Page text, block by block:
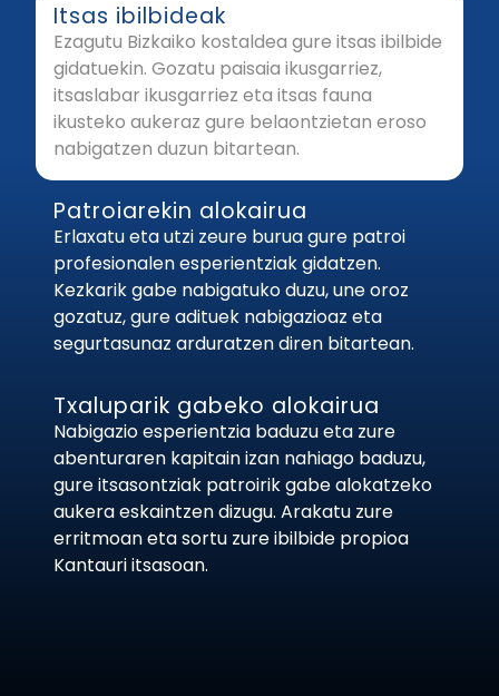
Itsas ibilbideak
Ezagutu Bizkaiko kostaldea gure itsas ibilbide
gidatuekin. Gozatu paisaia ikusgarriez,
itsaslabar ikusgarriez eta itsas fauna
ikusteko aukeraz gure belaontzietan eroso
nabigatzen duzun bitartean.
Patroiarekin alokairua
Erlaxatu eta utzi zeure burua gure patroi
profesionalen esperientziak gidatzen.
Kezkarik gabe nabigatuko duzu, une oroz
gozatuz, gure adituek nabigazioaz eta
segurtasunaz arduratzen diren bitartean.
Txaluparik gabeko alokairua
Nabigazio esperientzia baduzu eta zure
abenturaren kapitain izan nahiago baduzu,
gure itsasontziak patroirik gabe alokatzeko
aukera eskaintzen dizugu. Arakatu zure
erritmoan eta sortu zure ibilbide propioa
Kantauri itsasoan.